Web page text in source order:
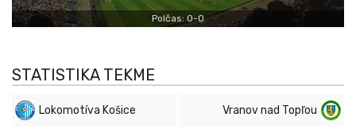
Polčas: 0-0
STATISTIKA TEKME
Lokomotíva Košice Vranov nad Topľou